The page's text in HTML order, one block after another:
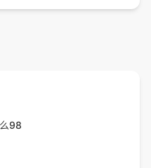
原这一决定的合理性，
98